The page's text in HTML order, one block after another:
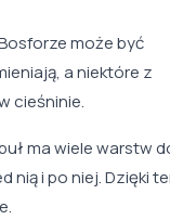
może być
a niektóre z
cieśninie.
ma wiele warstw
nią i po niej. Dzięki